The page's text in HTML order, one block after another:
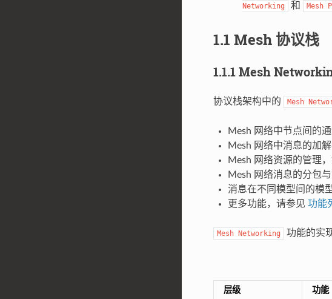
Networking
和 Mesh
1.1 Mesh 协议栈
1.1.1 Mesh
协议栈架构中的 Mesh
Mesh 网络中节点间的通
Mesh 网络中消息的加解
Mesh 网络资源的管理
Mesh 网络消息的分包与
消息在不同模型间的模
更多功能，请参见 功能
Mesh Networking 功能的实
层级 功能